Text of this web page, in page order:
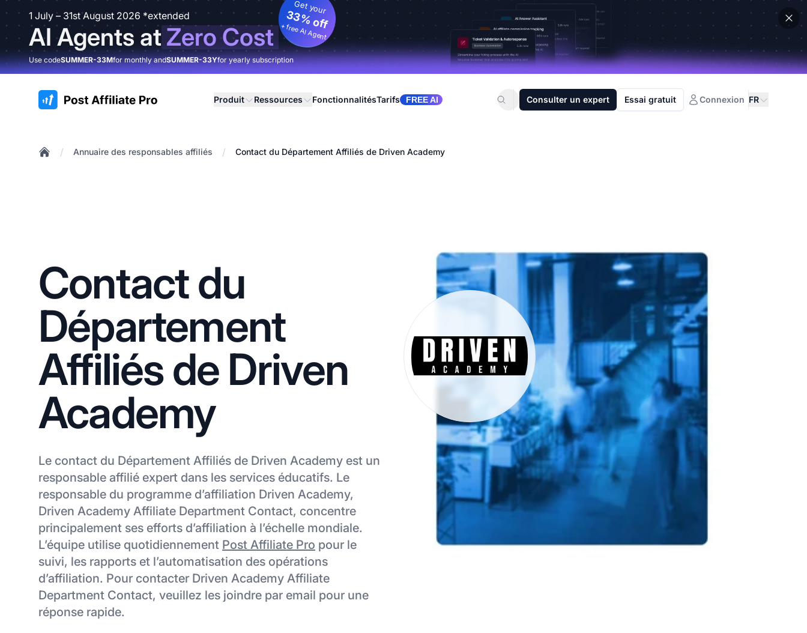
1 July – 31st August 2026 *extended
AI Agents atZero Cost
Get your
33% off
+ free AI Agent
Use codeSUMMER-33Mfor monthly andSUMMER-33Yfor yearly subscription
:site.title Produit Ressources FonctionnalitésTarifs FREE AI Consulter un expert Essai gratuit Connexion FR
/ Annuaire des responsables affiliés / Contact du Département Affiliés de Driven Academy
Contact du
Département
Affiliés de Driven
Academy
Le contact du Département Affiliés de Driven Academy est un
responsable affilié expert dans les services éducatifs. Le
responsable du programme d’affiliation Driven Academy,
Driven Academy Affiliate Department Contact, concentre
principalement ses efforts d’affiliation à l’échelle mondiale.
L’équipe utilise quotidiennement Post Affiliate Pro pour le
suivi, les rapports et l’automatisation des opérations
d’affiliation. Pour contacter Driven Academy Affiliate
Department Contact, veuillez les joindre par email pour une
réponse rapide.